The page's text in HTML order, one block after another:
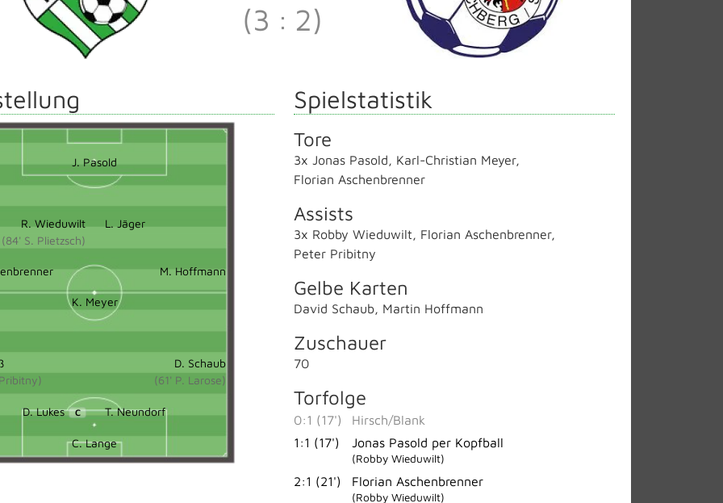
(3 : 2)
J. Pasold
R. Wieduwilt
(84' S. Plietzsch)
L. Jäger
M. Hoffmann
K. Meyer
D. Schaub
(61' P. Larose)
D. Lukes C T. Neundorf
C. Lange
Spielstatistik
Tore
3x Jonas Pasold Karl-Christian Meyer,
Florian Aschenbrenner
Assists
3x Robby Wieduwilt Florian Aschenbrenner,
Peter Pribitny
Gelbe Karten
David Schaub Martin Hoffmann
Zuschauer
70
Torfolge
0:1 (17')
Hirsch/Blank
1:1 (17')
Jonas Pasold per Kopfball
(Robby Wieduwilt)
2:1 (21') Florian Aschenbrenner
(Robby Wieduwilt)